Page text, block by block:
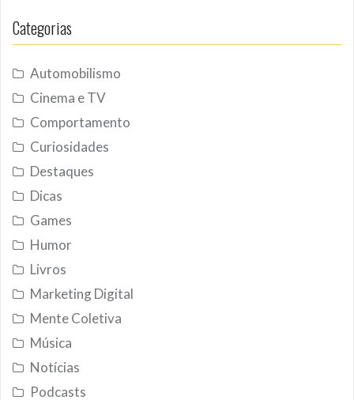
Categorias
Automobilismo
Cinema e TV
Comportamento
Curiosidades
Destaques
Dicas
Games
Humor
Livros
Marketing Digital
Mente Coletiva
Música
Notícias
Podcasts